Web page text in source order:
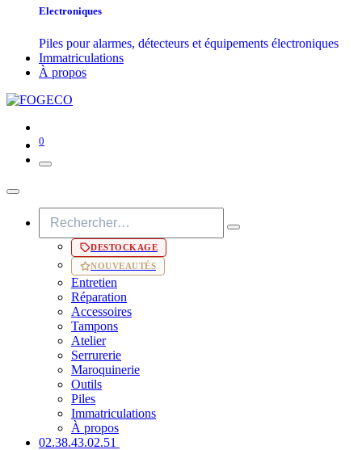
Electroniques
Piles pour alarmes, détecteurs et équipements électroniques
Immatriculations
À propos
0
DESTOCKAGE
NOUVEAUTÉS
Entretien
Réparation
Accessoires
Tampons
Atelier
Serrurerie
Maroquinerie
Outils
Piles
Immatriculations
À propos
02.38.43​.02.51